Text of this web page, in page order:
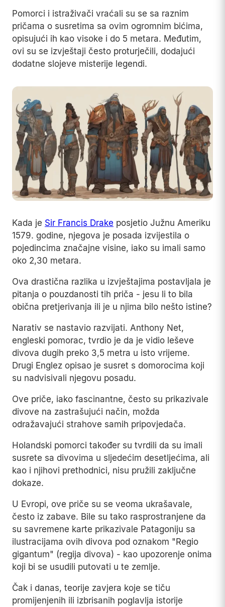
Pomorci i istraživači vraćali su se sa raznim
pričama o susretima sa ovim ogromnim bićima,
opisujući ih kao visoke i do 5 metara. Međutim,
ovi su se izvještaji često proturječili, dodajući
dodatne slojeve misterije legendi.
Kada je Sir Francis Drake posjetio Južnu Ameriku
1579. godine, njegova je posada izvijestila o
pojedincima značajne visine, iako su imali samo
oko 2,30 metara.
Ova drastična razlika u izvještajima postavljala je
pitanja o pouzdanosti tih priča - jesu li to bila
obična pretjerivanja ili je u njima bilo nešto istine?
Narativ se nastavio razvijati. Anthony Net,
engleski pomorac, tvrdio je da je vidio leševe
divova dugih preko 3,5 metra u isto vrijeme.
Drugi Englez opisao je susret s domorocima koji
su nadvisivali njegovu posadu.
Ove priče, iako fascinantne, često su prikazivale
divove na zastrašujući način, možda
odražavajući strahove samih pripovjedača.
Holandski pomorci također su tvrdili da su imali
susrete sa divovima u sljedećim desetljećima, ali
kao i njihovi prethodnici, nisu pružili zaključne
dokaze.
U Evropi, ove priče su se veoma ukrašavale,
često iz zabave. Bile su tako rasprostranjene da
su savremene karte prikazivale Patagoniju sa
ilustracijama ovih divova pod oznakom "Regio
gigantum" (regija divova) - kao upozorenje onima
koji bi se usudili putovati u te zemlje.
Čak i danas, teorije zavjera koje se tiču
promijenjenih ili izbrisanih poglavlja istorije